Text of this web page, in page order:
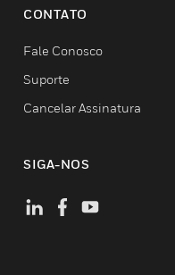
CONTATO
Fale Conosco
Suporte
Cancelar Assinatura
SIGA-NOS